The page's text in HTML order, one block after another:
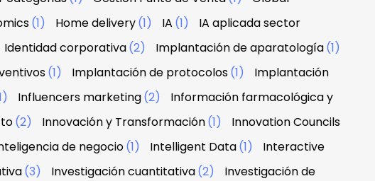
(1) Home delivery(1) IA (1)
IA aplicada sector
Identidad corporativa(2) Implantación de aparatología(1)
(1) Implantación de protocolos(1)
Implantación
Influencers marketing(2)
Información farmacológica y
(2) Innovación y Transformación(1)
Innovation Councils
de negocio(1) Intelligent Data(1)
Interactive
(3) Investigación cuantitativa(2)
Investigación de